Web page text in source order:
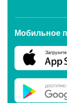
Мобильное